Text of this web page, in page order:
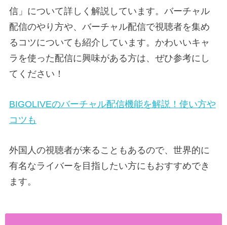
信」について詳しく解説しています。バーチャル
配信のやり方や、バーチャル配信で視聴者を集め
るコツについても紹介しています。かわいいキャ
ラを使った配信に興味がある方は、ぜひ参考にし
てください！
BIGOLIVEのバーチャル配信機能を解説！使い方や
コツも
外国人の視聴者が来ることもあるので、世界的に
有名なライバーを目指したい方にもおすすめでき
ます。